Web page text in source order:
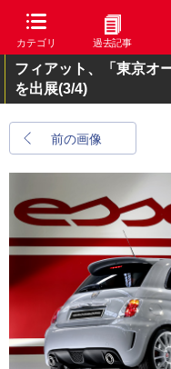
カテゴリ 過去記事
フィアット、「東京オ
を出展(3/4)
前の画像